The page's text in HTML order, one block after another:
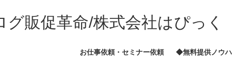
グ販促革命/株式会社はぴっく
お仕事依頼・セミナー依頼 ◆無料提供ノウ